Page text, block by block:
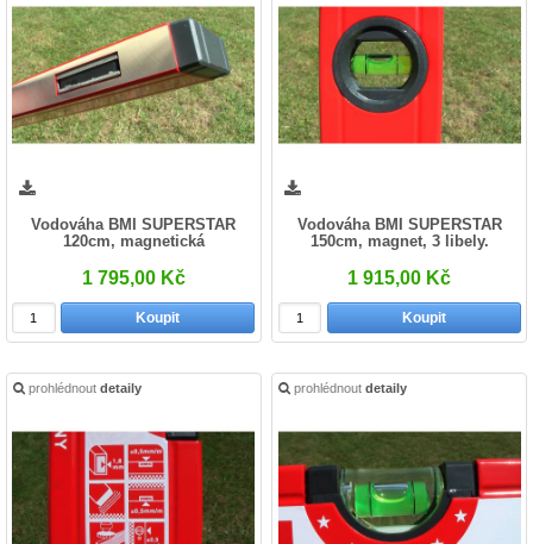
Vodováha BMI SUPERSTAR
120cm, magnetická
1 795,00 Kč
Koupit
Vodováha BMI SUPERSTAR
150cm, magnet, 3 libely.
1 915,00 Kč
Koupit
prohlédnout detaily prohlédnoutdetaily